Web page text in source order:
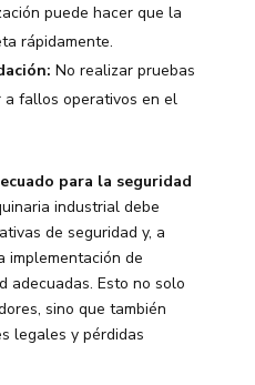
puede hacer que la
rápidamente.
No realizar pruebas
fallos operativos en el
para la seguridad
industrial debe
de seguridad y, a
implementación de
adecuadas. Esto no solo
sino que también
legales y pérdidas